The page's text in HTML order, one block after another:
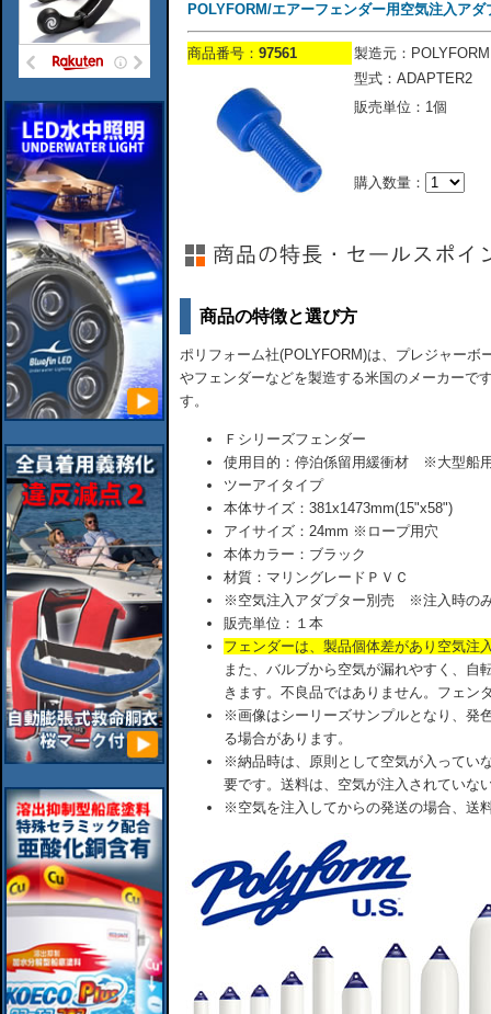
POLYFORM/エアーフェンダー用空気注入アダ
商品番号： 97561
製造元：POLYFORM
型式：ADAPTER2
販売単位：1個
購入数量：
商品の特徴と選び方
ポリフォーム社(POLYFORM)は、プレジャーボ
やフェンダーなどを製造する米国のメーカーで
す。
Ｆシリーズフェンダー
使用目的：停泊係留用緩衝材 ※大型船
ツーアイタイプ
本体サイズ：381x1473mm(15"x58")
アイサイズ：24mm ※ロープ用穴
本体カラー：ブラック
材質：マリングレードＰＶＣ
※空気注入アダプター別売 ※注入時の
販売単位：１本
フェンダーは、製品個体差があり空気注
また、バルブから空気が漏れやすく、自
きます。不良品ではありません。フェン
※画像はシーリーズサンプルとなり、発
る場合があります。
※納品時は、原則として空気が入ってい
要です。送料は、空気が注入されていな
※空気を注入してからの発送の場合、送